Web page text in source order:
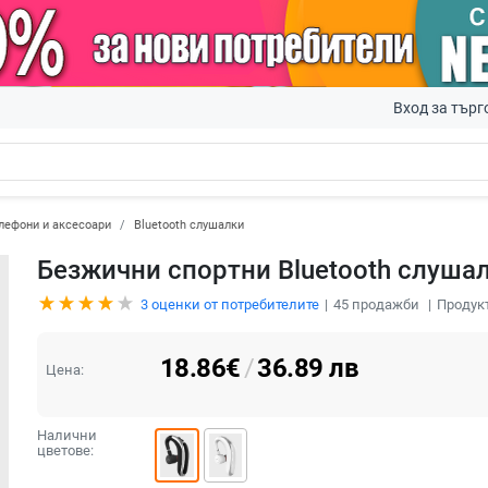
Вход за
и аксесоари Bluetooth слушалки
Безжични спортни Bluetooth
3оценки от потребителите 45продажби
Цена: 18.86€/36.89 лв
Налични
цветове: